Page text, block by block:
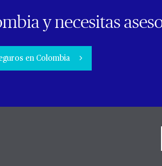
y necesitas
en Colombia